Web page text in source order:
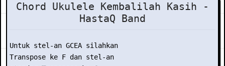
Chord Ukulele Kembalilah Kasih -
HastaQ Band
Untuk stel-an GCEA silahkan
Transpose ke F dan stel-an